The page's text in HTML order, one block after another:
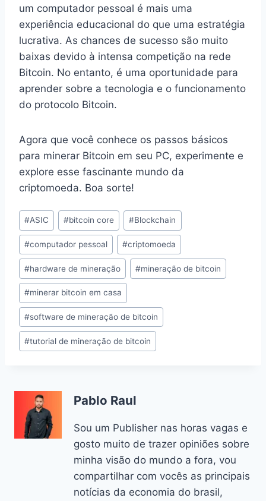
um computador pessoal é mais uma
experiência educacional do que uma estratégia
lucrativa. As chances de sucesso são muito
baixas devido à intensa competição na rede
Bitcoin. No entanto, é uma oportunidade para
aprender sobre a tecnologia e o funcionamento
do protocolo Bitcoin.
Agora que você conhece os passos básicos
para minerar Bitcoin em seu PC, experimente e
explore esse fascinante mundo da
criptomoeda. Boa sorte!
Tags
do
Post:
#ASIC #bitcoin core #Blockchain
#computador pessoal #criptomoeda
#hardware de mineração #mineração de bitcoin
#minerar bitcoin em casa
#software de mineração de bitcoin
#tutorial de mineração de bitcoin
Pablo Raul
Sou um Publisher nas horas vagas e
gosto muito de trazer opiniões sobre
minha visão do mundo a fora, vou
compartilhar com vocês as principais
notícias da economia do brasil,